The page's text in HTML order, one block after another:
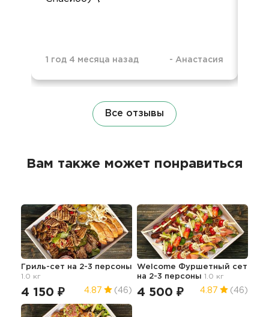
1 год 4 месяца назад - Анастасия
Все отзывы
Вам также может понравиться
Гриль-сет на 2-3 персоны
1.0 кг
4 150 ₽ 4.87 (46)
Welcome Фуршетный сет
на 2-3 персоны 1.0 кг
4 500 ₽ 4.87 (46)